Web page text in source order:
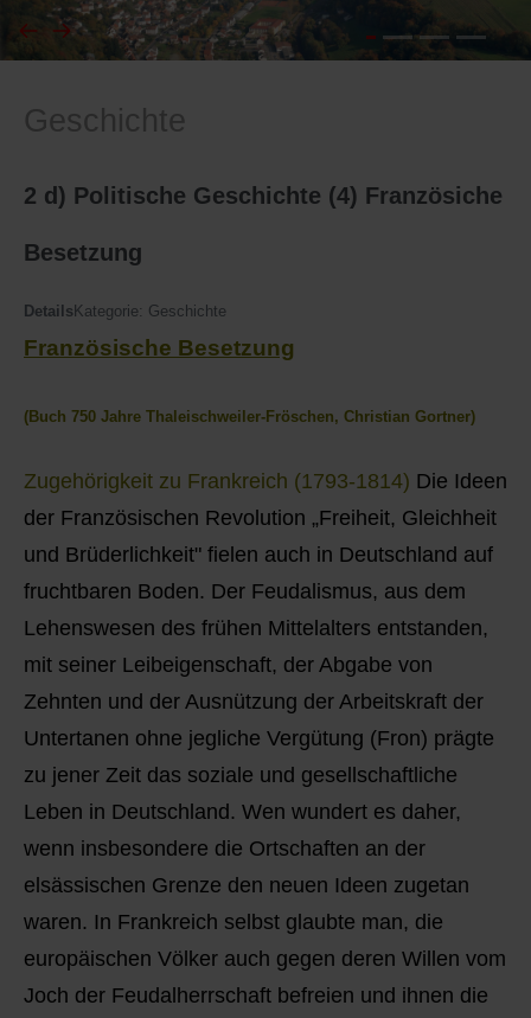
Geschichte
2 d) Politische Geschichte (4) Französiche
Besetzung
Details Kategorie: Geschichte
Französische Besetzung
( Buch 750 Jahre Thaleischweiler-Fröschen, Christian Gortner)
Zugehörigkeit zu Frankreich (1793-1814) Die Ideen
der Französischen Revolution „Freiheit, Gleichheit
und Brüderlichkeit" fielen auch in Deutschland auf
fruchtbaren Boden. Der Feudalismus, aus dem
Lehenswesen des frühen Mittelalters entstanden,
mit seiner Leibeigenschaft, der Abgabe von
Zehnten und der Ausnützung der Arbeitskraft der
Untertanen ohne jegliche Vergütung (Fron) prägte
zu jener Zeit das soziale und gesellschaftliche
Leben in Deutschland. Wen wundert es daher,
wenn insbesondere die Ortschaften an der
elsässischen Grenze den neuen Ideen zugetan
waren. In Frankreich selbst glaubte man, die
europäischen Völker auch gegen deren Willen vom
Joch der Feudalherrschaft befreien und ihnen die
J
N
O - Ö
P
S
T
V
W
Feuerwehr
Friedhöfe
Literatur
Ortseingang
Presles Partnergemeinde
Schulen - Kindergarten
Strassen-Wege-Pfade
Verkehrsanbindung
Wohnplätze
Städtebauförderung